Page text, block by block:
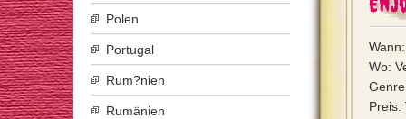
Wo:
Preis:
Polen
Portugal
Rum?nien
Rumänien